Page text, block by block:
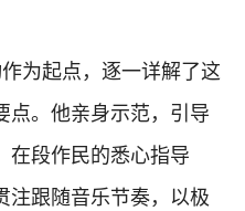
为起点，逐一详解了这
点。他亲身示范，引导
在段作民的悉心指导
注跟随音乐节奏，以极